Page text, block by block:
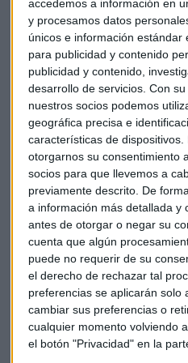
accedemos a información en
y procesamos datos
únicos e información estándar
para publicidad y contenido
publicidad y contenido,
desarrollo de servicios. Con
nuestros socios podemos
geográfica precisa e
características de
otorgarnos su consentimiento
socios para que llevemos a
previamente descrito. De
a información más detallada y
antes de otorgar o negar su
cuenta que algún
puede no requerir de su
el derecho de rechazar tal
preferencias se aplicarán solo
cambiar sus preferencias o
cualquier momento volviendo
el botón "Privacidad" en la
la importancia del turismo
volverá a crecer cuando se
turísticos".El sector turístico
trabajadores en la región y
aportación al PIB.
La secretaria de Estado de
también ha insistido en el
caída del turismo y el proceso
el sector crecía en el resto de
Cataluña de casi un4.7% en
noviembre. Pololikashvili ha
turistas a España en los
aproximadamente un 25%.
general de la OMT se muestra
del ritmo anterior a la crisis,
política de Cataluña.